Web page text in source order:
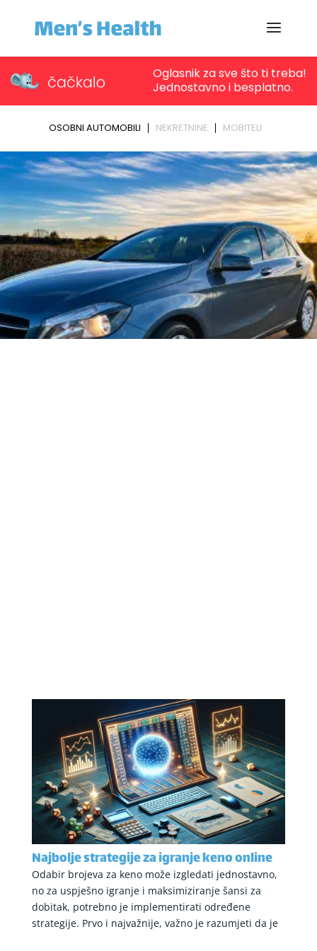
Najbolje strategije za igranje keno online
Odabir brojeva za keno može izgledati jednostavno,
no za uspješno igranje i maksimiziranje šansi za
dobitak, potrebno je implementirati određene
strategije. Prvo i najvažnije, važno je razumjeti da je